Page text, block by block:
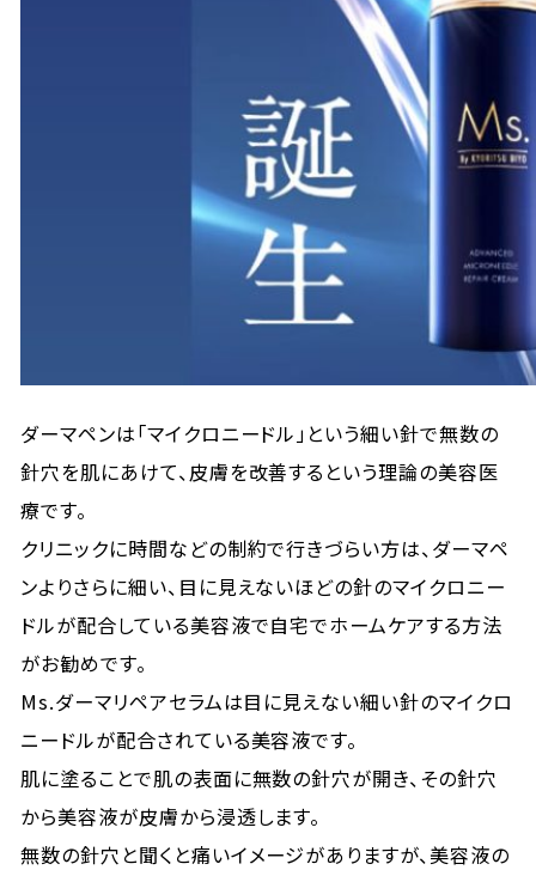
ダーマペンは「マイクロニードル」という細い針で無数の
針穴を肌にあけて、皮膚を改善するという理論の美容医
療です。
クリニックに時間などの制約で行きづらい方は、ダーマペ
ンよりさらに細い、目に見えないほどの針のマイクロニー
ドルが配合している美容液で自宅でホームケアする方法
がお勧めです。
Ms.ダーマリペアセラムは目に見えない細い針のマイクロ
ニードルが配合されている美容液です。
肌に塗ることで肌の表面に無数の針穴が開き、その針穴
から美容液が皮膚から浸透します。
無数の針穴と聞くと痛いイメージがありますが、美容液の